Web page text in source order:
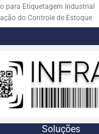
para Etiquetagem Industrial
do Controle de Estoque
Estoque com RFID
Automação para Processos
Rastreabilidade Industrial
Soluções para Etiquetagem
em Inventário de
para Controle de Estoque
de Estoque Automatizado
Soluções